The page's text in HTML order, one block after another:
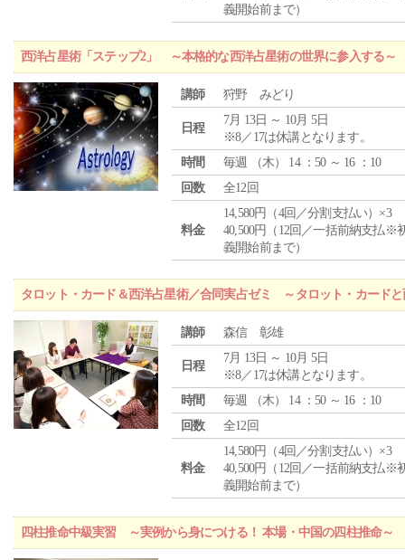
義開始前まで）
西洋占星術「ステップ2」 ～本格的な西洋占星術の世界に参入する～
講師 狩野 みどり
日程
7月 13日 ～ 10月 5日
※8／17は休講となります。
時間
毎週 （木） 14 ：50 ～ 16 ：10
回数
全12回
料金
14,580円（4回／分割支払い）×3
40,500円（12回／一括前納支払※
義開始前まで）
タロット・カード＆西洋占星術／合同実占ゼミ ～タロット・カード
講師 森信 彰雄
日程
7月 13日 ～ 10月 5日
※8／17は休講となります。
時間
毎週 （木） 14 ：50 ～ 16 ：10
回数
全12回
料金
14,580円（4回／分割支払い）×3
40,500円（12回／一括前納支払※
義開始前まで）
四柱推命中級実習 ～実例から身につける！ 本場・中国の四柱推命～